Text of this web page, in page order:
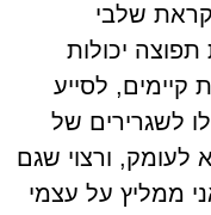
שלבי
יכולות
קיימים, לסייע
לשגרירים של
לעומק, ורצוי שגם
ממליץ על עצמי